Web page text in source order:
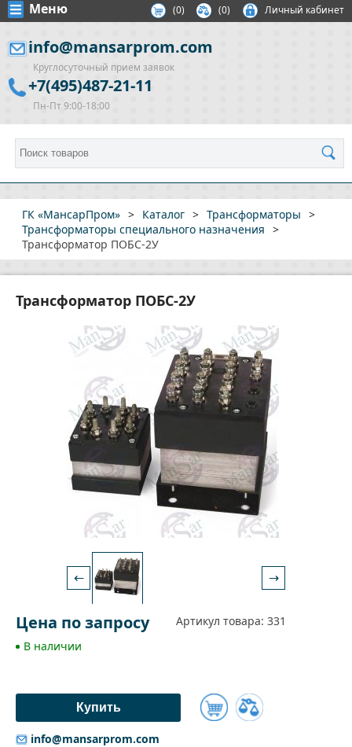
Меню (0) (0) Личный кабинет
info@mansarprom.com
Круглосуточный прием заявок
+7(495)487-21-11
Пн-Пт 9:00-18:00
ГК «МансарПром» > Каталог > Трансформаторы >
Трансформаторы специального назначения >
Трансформатор ПОБС-2У
Трансформатор ПОБС-2У
← →
Цена по запросу
В наличии
Артикул товара: 331
Купить
info@mansarprom.com